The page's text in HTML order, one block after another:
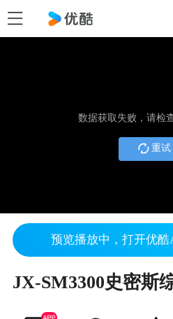
数据获取失败，请检
重试
预览播放中，打开优酷